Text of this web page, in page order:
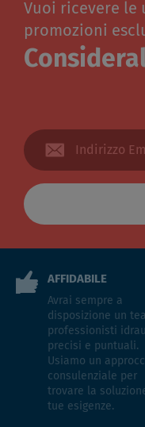
Vuoi ricevere le
promozioni
AFFIDABILE
Avrai sempre a
disposizione un
professionisti
precisi e puntuali.
Usiamo un
consulenziale per
trovare la
tue esigenze.